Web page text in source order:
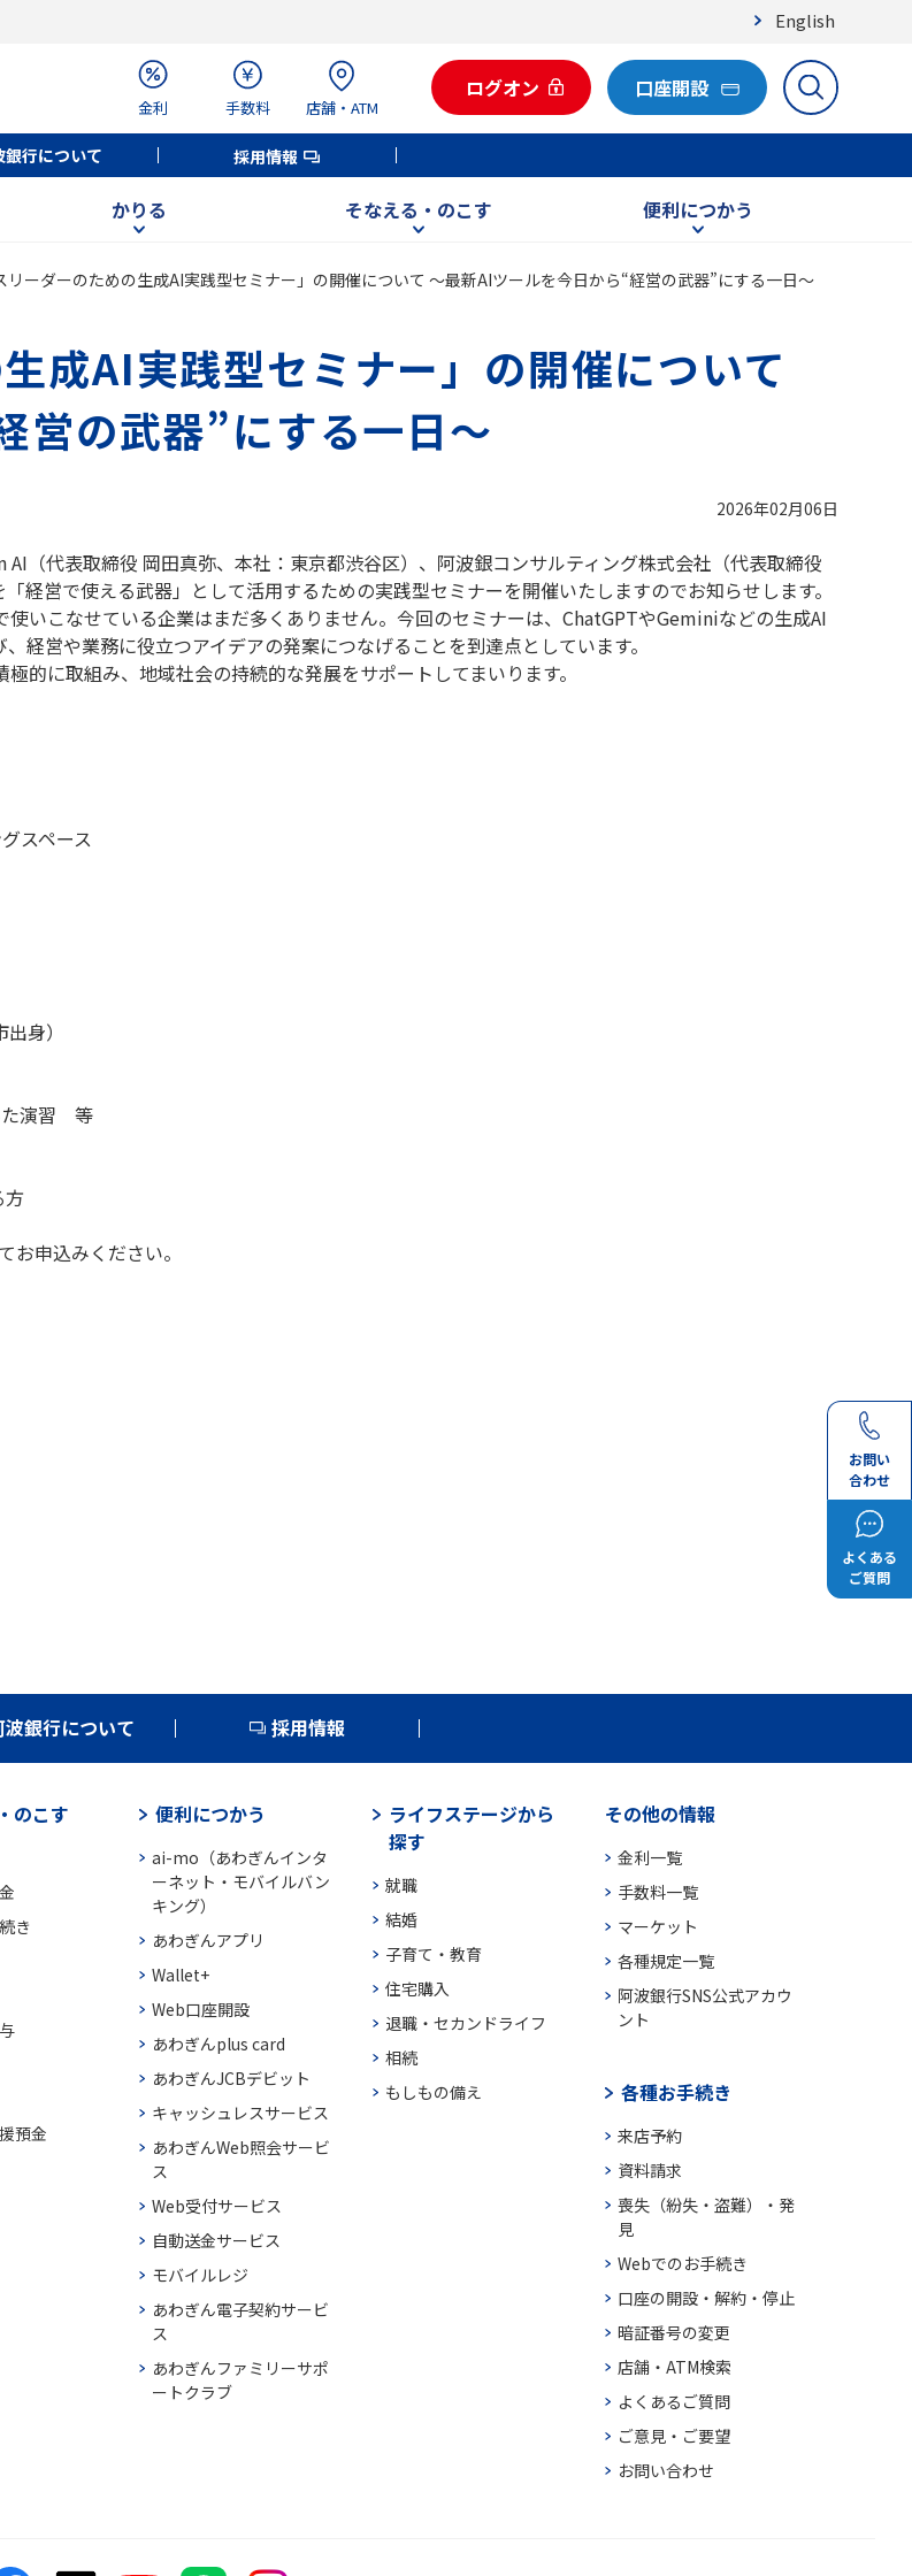
English
金利 手数料 店舗・ATM
ログオン 口座開設
銀行について 採用情報
かりる そなえる・のこす 便利につかう
お問い
合わせ
よくある
ご質問
リーダーのための生成AI実践型セミナー」の開催について ～最新AIツールを今日から“経営の武器”にする一日～
成AI実践型セミナー」の開催について
営の武器”にする一日～
2026年02月06日
（代表取締役 岡田真弥、本社：東京都渋谷区）、阿波銀コンサルティング株式会社（代表取締役
経営で使える武器」として活用するための実践型セミナーを開催いたしますのでお知らせします。
いこなせている企業はまだ多くありません。今回のセミナーは、ChatGPTやGeminiなどの生成AI
経営や業務に役立つアイデアの発案につなげることを到達点としています。
的に取組み、地域社会の持続的な発展をサポートしてまいります。
スペース
身）
た演習 等
方
申込みください。
波銀行について 採用情報
のこす
き
預金
便利につかう
ai-mo（あわぎんインタ
ーネット・モバイルバン
キング）
あわぎんアプリ
Wallet+
Web口座開設
あわぎんplus card
あわぎんJCBデビット
キャッシュレスサービス
あわぎんWeb照会サービ
ス
Web受付サービス
自動送金サービス
モバイルレジ
あわぎん電子契約サービ
ス
あわぎんファミリーサポ
ートクラブ
ライフステージから
探す
就職
結婚
子育て・教育
住宅購入
退職・セカンドライフ
相続
もしもの備え
その他の情報
金利一覧
手数料一覧
マーケット
各種規定一覧
阿波銀行SNS公式アカウ
ント
各種お手続き
来店予約
資料請求
喪失（紛失・盗難）・発
見
Webでのお手続き
口座の開設・解約・停止
暗証番号の変更
店舗・ATM検索
よくあるご質問
ご意見・ご要望
お問い合わせ